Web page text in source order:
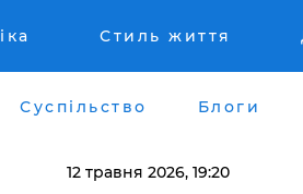
Стиль життя
Суспільство Блоги
12 травня 2026, 19:20